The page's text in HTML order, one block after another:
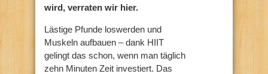
wird, verraten wir hier.
Lästige Pfunde loswerden und
Muskeln aufbauen – dank HIIT
gelingt das schon, wenn man täglich
zehn Minuten Zeit investiert. Das